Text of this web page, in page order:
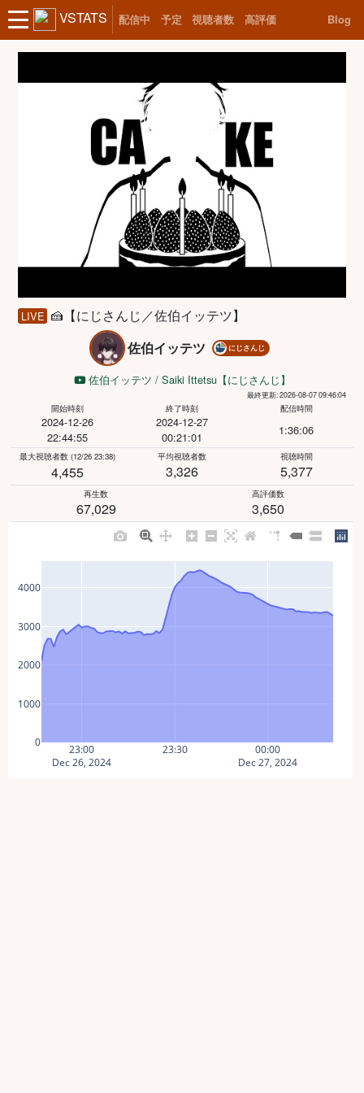
VSTATS 配信中 予定 視聴者数 高評価 Blog
LIVE 🍰【にじさんじ／佐伯イッテツ】
佐伯イッテツ
にじさんじ
佐伯イッテツ / Saiki Ittetsu【にじさんじ】
最終更新: 2026-08-07 09:46:04
開始時刻
2024-12-26
22:44:55
終了時刻
2024-12-27
00:21:01
配信時間
1:36:06
最大視聴者数 (12/26 23:38)
4,455
平均視聴者数
3,326
視聴時間
5,377
再生数
67,029
高評価数
3,650
23:00
Dec 26, 2024
23:30 00:00
Dec 27, 2024
0
1000
2000
3000
4000